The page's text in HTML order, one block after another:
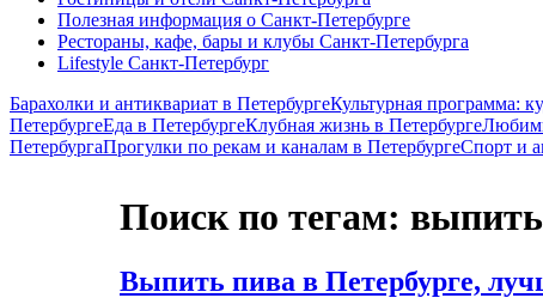
Полезная информация о Санкт-Петербурге
Рестораны, кафе, бары и клубы Санкт-Петербурга
Lifestyle Санкт-Петербург
Барахолки и антиквариат в ПетербургеКультурная программа:
ПетербургеЕда в ПетербургеКлубная жизнь в Петербурге
ПетербургаПрогулки по рекам и каналам в ПетербургеСпорт и
Поиск по тегам:
Выпить пива в Петербурге,